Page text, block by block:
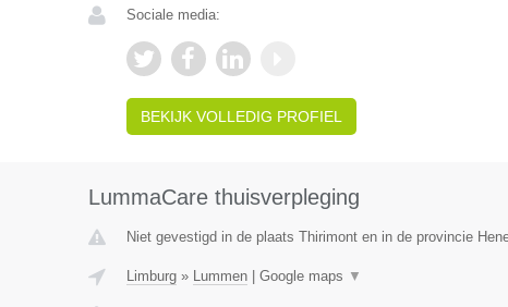
Sociale media:
BEKIJK VOLLEDIG PROFIEL
LummaCare thuisverpleging
Niet gevestigd in de plaats Thirimont en in de provincie
Limburg» Lummen| Google maps ▼